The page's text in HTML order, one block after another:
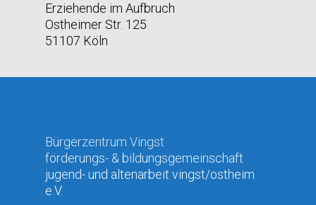
Erziehende im Aufbruch
Ostheimer Str. 125
51107 Köln
Bürgerzentrum Vingst
förderungs- & bildungsgemeinschaft
jugend- und altenarbeit vingst/ostheim
e.V.